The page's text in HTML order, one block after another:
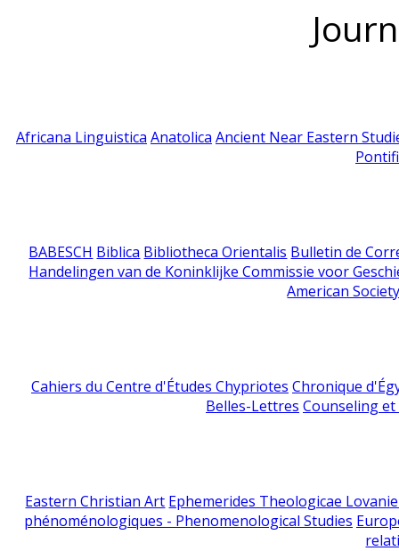
Africana Linguistica Anatolica Ancient Near Eastern
BABESCH Biblica Bibliotheca Orientalis Bulletin de
Handelingen van de Koninklijke Commissie voor
American
Cahiers du Centre d'Études Chypriotes Chronique
Belles-Lettres Counseling
Eastern Christian Art Ephemerides Theologicae
phénoménologiques - Phenomenological Studies